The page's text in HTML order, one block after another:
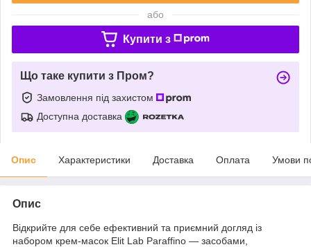
або
Купити з
Що таке купити з Пром?
Замовлення під захистом
Доступна доставка
Опис Характеристики Доставка Оплата Умови
Опис
Відкрийте для себе ефективний та приємний догляд із
набором крем-масок Elit Lab Paraffino — засобами,